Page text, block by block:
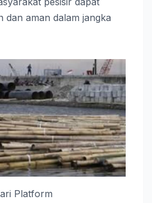
dan aman dalam jangka
Platform